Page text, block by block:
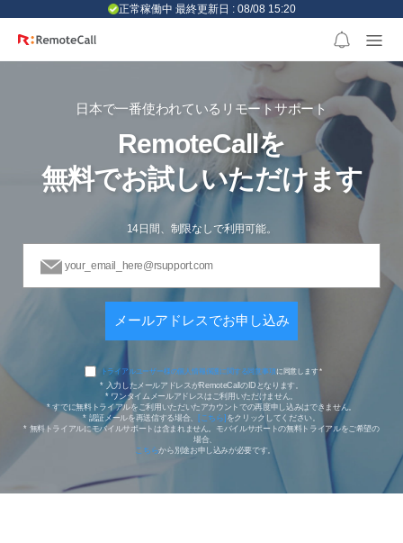
正常稼働中 最終更新日 : 08/08 15:20
日本で一番使われているリモートサポート
RemoteCallを
無料でお試しいただけます
14日間、制限なしで利用可能。
トライアルユーザー様の個人情報保護に関する同意事項に同意します*
* 入力したメールアドレスがRemoteCallのIDとなります。
* ワンタイムメールアドレスはご利用いただけません。
* すでに無料トライアルをご利用いただいたアカウントでの再度申し込みはできません。
* 認証メールを再送信する場合、
[こちら] をクリックしてください。
* 無料トライアルにモバイルサポートは含まれません。モバイルサポートの無料トライアルをご希望の
場合、
こちらから別途お申し込みが必要です。